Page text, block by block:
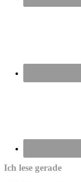
Ich lese gerade